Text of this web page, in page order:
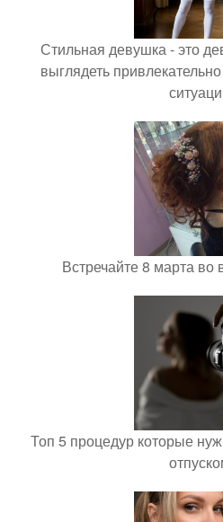
Стильная девушка - это
выглядеть
Встречайте 8 марта во
Топ 5 процедур которые